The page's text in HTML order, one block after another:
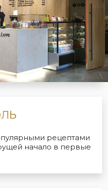
рецептами
начало в первые